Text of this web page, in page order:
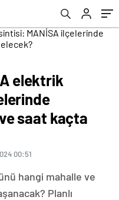
elektrik
saat kaçta
00:51
hangi mahalle ve
Planlı